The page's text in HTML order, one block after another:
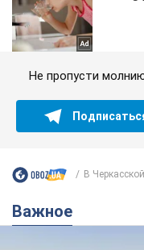
Не пропусти
В
Важное